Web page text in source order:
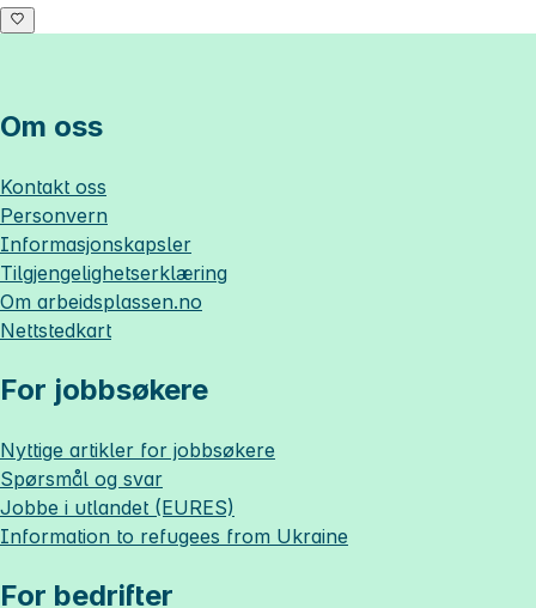
Om oss
Kontakt oss
Personvern
Informasjonskapsler
Tilgjengelighetserklæring
Om arbeidsplassen.no
Nettstedkart
For jobbsøkere
Nyttige artikler for jobbsøkere
Spørsmål og svar
Jobbe i utlandet (EURES)
Information to refugees from Ukraine
For bedrifter